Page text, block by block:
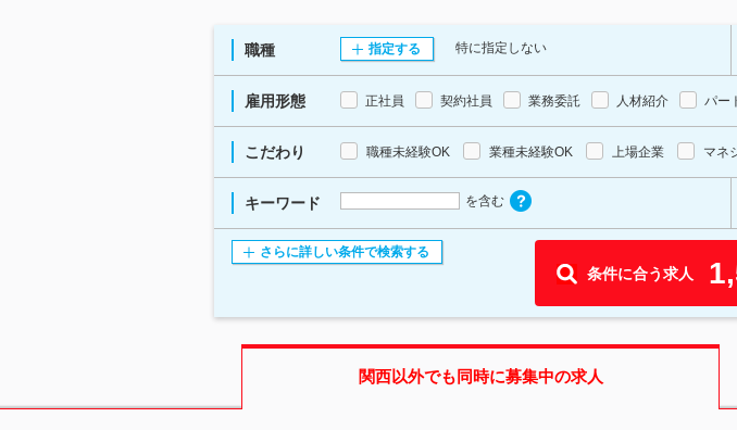
職種 指定する 特に指定しない
雇用形態 正社員 契約社員 業務委託 人材紹介 パー
こだわり 職種未経験OK 業種未経験OK 上場企業 マネ
キーワード を含む
さらに詳しい条件で検索する
条件に合う求人
関西以外でも同時に募集中の求人